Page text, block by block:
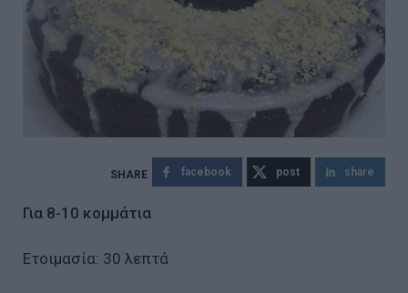
facebook post share
Για 8-10 κομμάτια
Ετοιμασία: 30 λεπτά